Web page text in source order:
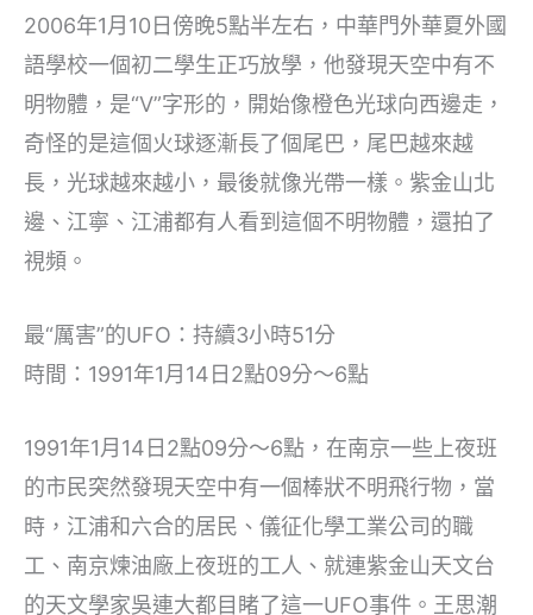
2006年1月10日傍晚5點半左右，中華門外華夏外國
語學校一個初二學生正巧放學，他發現天空中有不
明物體，是“V”字形的，開始像橙色光球向西邊走，
奇怪的是這個火球逐漸長了個尾巴，尾巴越來越
長，光球越來越小，最後就像光帶一樣。紫金山北
邊、江寧、江浦都有人看到這個不明物體，還拍了
視頻。
最“厲害”的UFO：持續3小時51分
時間：1991年1月14日2點09分～6點
1991年1月14日2點09分～6點，在南京一些上夜班
的市民突然發現天空中有一個棒狀不明飛行物，當
時，江浦和六合的居民、儀征化學工業公司的職
工、南京煉油廠上夜班的工人、就連紫金山天文台
的天文學家吳連大都目睹了這一UFO事件。王思潮